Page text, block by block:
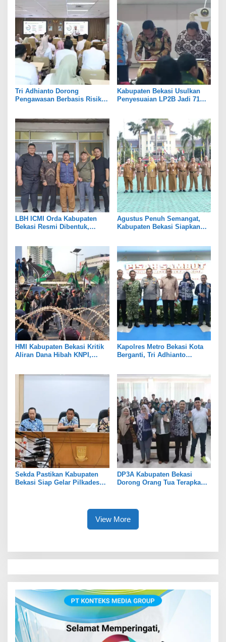
Tri Adhianto Dorong
Pengawasan Berbasis Risiko,
Kabupaten Bekasi Usulkan
Penyesuaian LP2B Jadi 71
LBH ICMI Orda Kabupaten
Bekasi Resmi Dibentuk,
Agustus Penuh Semangat,
Kabupaten Bekasi Siapkan
HMI Kabupaten Bekasi Kritik
Aliran Dana Hibah KNPI,
Kapolres Metro Bekasi Kota
Berganti, Tri Adhianto
Sekda Pastikan Kabupaten
Bekasi Siap Gelar Pilkades
DP3A Kabupaten Bekasi
Dorong Orang Tua Terapkan
View More